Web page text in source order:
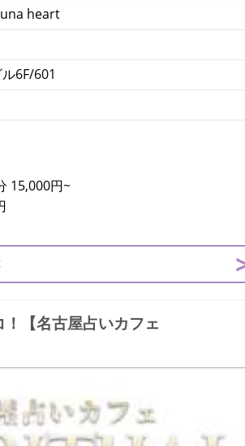
heart
6F/601
15,000円~
【名古屋占いカフェ